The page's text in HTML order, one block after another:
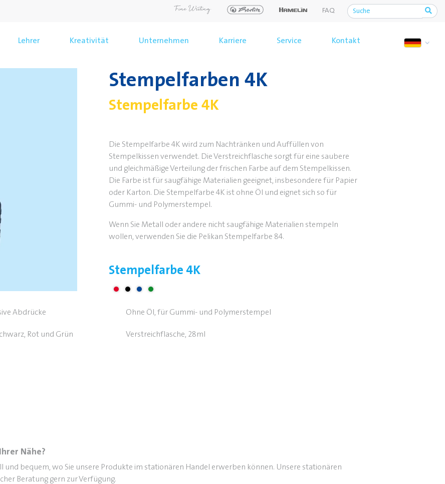
FAQ
Lehrer Kreativität Unternehmen Karriere Service Kontakt
Stempelfarben 4K
Stempelfarbe 4K
Die Stempelfarbe 4K wird zum Nachtränken und Auffüllen von
Stempelkissen verwendet. Die Verstreichflasche sorgt für eine saubere
und gleichmäßige Verteilung der frischen Farbe auf dem Stempelkissen.
Die Farbe ist für saugfähige Materialien geeignet, insbesondere für Papier
oder Karton. Die Stempelfarbe 4K ist ohne Öl und eignet sich so für
Gummi- und Polymerstempel.
Wenn Sie Metall oder andere nicht saugfähige Materialien stempeln
wollen, verwenden Sie die Pelikan Stempelfarbe 84.
Stempelfarbe 4K
Abdrücke Ohne Öl, für Gummi- und Polymerstempel
Rot und Grün Verstreichflasche, 28ml
Nähe?
und bequem, wo Sie unsere Produkte im stationären Handel erwerben können. Unsere stationären
Beratung gern zur Verfügung.